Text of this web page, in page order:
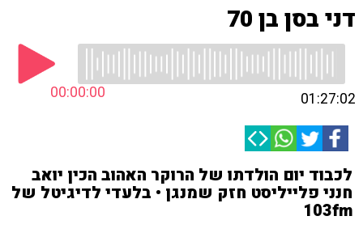
דני בסן בן 70
00:00:00 01:27:02
לכבוד יום הולדתו של הרוקר האהוב הכין יואב
חנני פלייליסט חזק שמנגן • בלעדי לדיגיטל של
103fm